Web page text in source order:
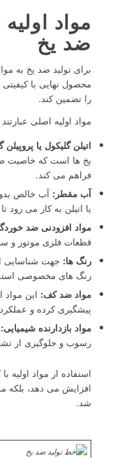
مواد
ضد یخ
برای تولید ضد یخ به
محصول نهایی با کیفیتی
را تضمین کند.
مواد اولیه اصلی عبارتند
اتیلن گلیکول یا پروپیلن
یخ ها است که خاصیت
فراهم می کند.
آب مقطر: آب خالص
یا اتیلن به کار می
مواد افزودنی ضد
قطعات فلزی موتور و
رنگ ها: جهت شناسایی
رنگ های مخصوصی
مواد ضد کف: این
پیشگیری کرده و
مواد بازدارنده شیمیایی:
رسوب و جلوگیری از
استفاده از مواد اولیه
افزایش می دهد، بلکه
شد.